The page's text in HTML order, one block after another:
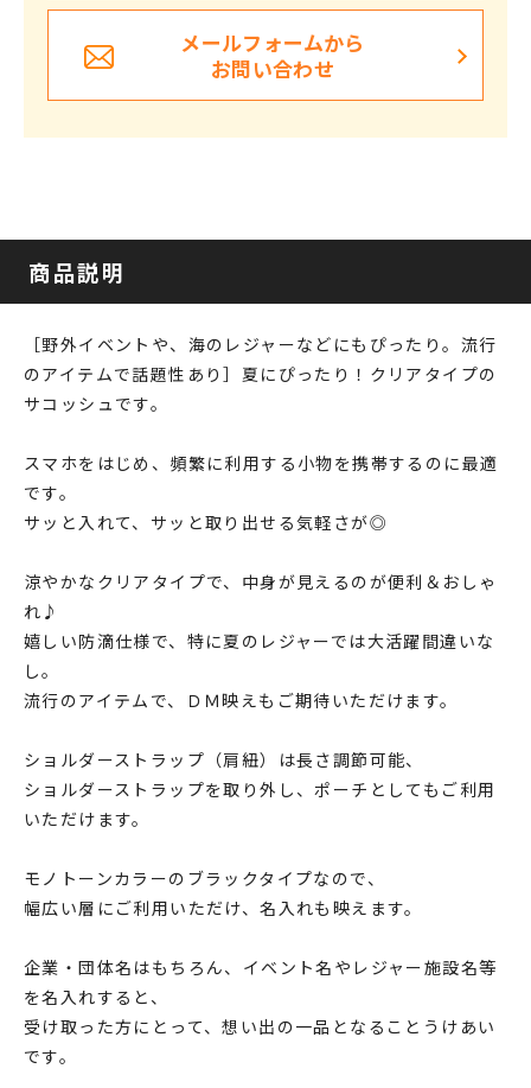
メールフォームから
お問い合わせ
商品説明
［野外イベントや、海のレジャーなどにもぴったり。流行
のアイテムで話題性あり］夏にぴったり！クリアタイプの
サコッシュです。
スマホをはじめ、頻繁に利用する小物を携帯するのに最適
です。
サッと入れて、サッと取り出せる気軽さが◎
涼やかなクリアタイプで、中身が見えるのが便利＆おしゃ
れ♪
嬉しい防滴仕様で、特に夏のレジャーでは大活躍間違いな
し。
流行のアイテムで、ＤＭ映えもご期待いただけます。
ショルダーストラップ（肩紐）は長さ調節可能、
ショルダーストラップを取り外し、ポーチとしてもご利用
いただけます。
モノトーンカラーのブラックタイプなので、
幅広い層にご利用いただけ、名入れも映えます。
企業・団体名はもちろん、イベント名やレジャー施設名等
を名入れすると、
受け取った方にとって、想い出の一品となることうけあい
です。